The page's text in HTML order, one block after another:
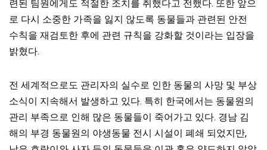
련된 팀원에게도 적절한 조치를 취했다고 전했다. 또한 앞으
로 다시 소중한 가족을 잃지 않도록 동물들과 관련된 안전
수칙을 재검토한 후에 관련 규칙을 강화할 것이라는 입장을
밝혔다.
전 세계적으로도 관리자의 실수로 인한 동물의 사망 및 부상
소식이 지속해서 발생하고 있다. 특히 한국에서는 동물원의
관리 부족으로 인해 많은 동물들이 죽어가고 있다. 경남 김
해의 부경 동물원의 야생동물 전시 시설이 폐쇄 되었지만,